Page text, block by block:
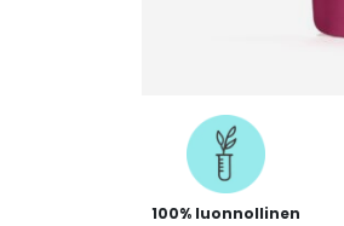
100% luonnollinen